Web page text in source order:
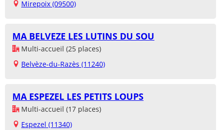
Mirepoix (09500)
MA BELVEZE LES LUTINS DU SOU
Multi-accueil (25 places)
Belvèze-du-Razès (11240)
MA ESPEZEL LES PETITS LOUPS
Multi-accueil (17 places)
Espezel (11340)